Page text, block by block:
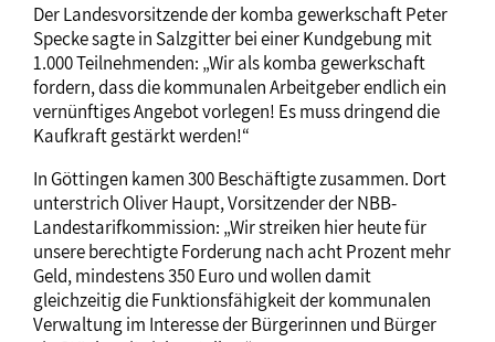
Der Landesvorsitzende der komba gewerkschaft Peter
Specke sagte in Salzgitter bei einer Kundgebung mit
1.000 Teilnehmenden: „Wir als komba gewerkschaft
fordern, dass die kommunalen Arbeitgeber endlich ein
vernünftiges Angebot vorlegen! Es muss dringend die
Kaufkraft gestärkt werden!“
In Göttingen kamen 300 Beschäftigte zusammen. Dort
unterstrich Oliver Haupt, Vorsitzender der NBB-
Landestarifkommission: „Wir streiken hier heute für
unsere berechtigte Forderung nach acht Prozent mehr
Geld, mindestens 350 Euro und wollen damit
gleichzeitig die Funktionsfähigkeit der kommunalen
Verwaltung im Interesse der Bürgerinnen und Bürger